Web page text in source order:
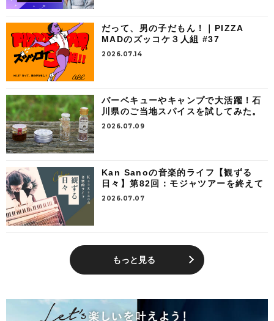
だって、男の子だもん！｜PIZZA
MADのズッコケ３人組 #37
2026.07.14
バーベキューやキャンプで大活躍！石
川県のご当地スパイスを試してみた。
2026.07.09
Kan Sanoの音楽的ライフ【観ずる
日々】第82回：モジャツアーを終えて
2026.07.07
もっと見る